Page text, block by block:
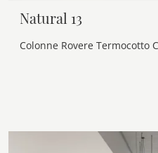
Natural 13